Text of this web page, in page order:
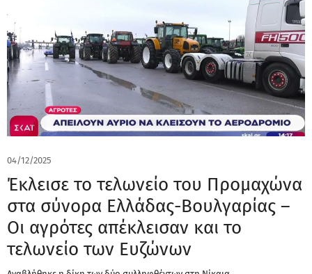
04/12/2025
Έκλεισε το τελωνείο του Προμαχώνα
στα σύνορα Ελλάδας-Βουλγαρίας –
Οι αγρότες απέκλεισαν και το
τελωνείο των Ευζώνων